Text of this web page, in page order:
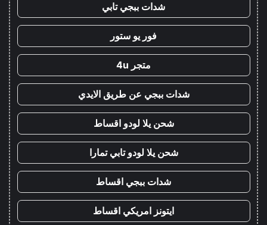
شدات ببجي تابي
فور يو ستور
متجر 4u
شدات ببجي عن طريق الايدي
شحن يلا لودو اقساط
شحن يلا لودو تابي تمارا
شدات ببجي اقساط
ايتونز امريكي اقساط